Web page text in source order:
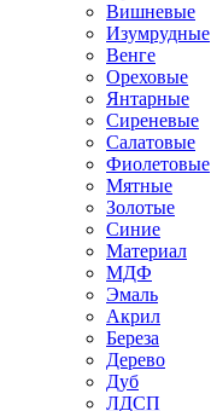
Вишневые
Изумрудные
Венге
Ореховые
Янтарные
Сиреневые
Салатовые
Фиолетовые
Мятные
Золотые
Синие
Материал
МДФ
Эмаль
Акрил
Береза
Дерево
Дуб
ЛДСП